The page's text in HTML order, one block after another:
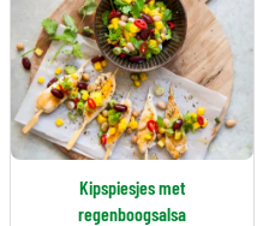
Kipspiesjes met
regenboogsalsa